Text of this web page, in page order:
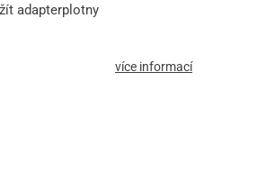
adapterplotny
více informací